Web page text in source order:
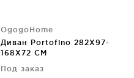
OgogoHome
Диван Portofino 282X97-
168X72 CM
Под заказ